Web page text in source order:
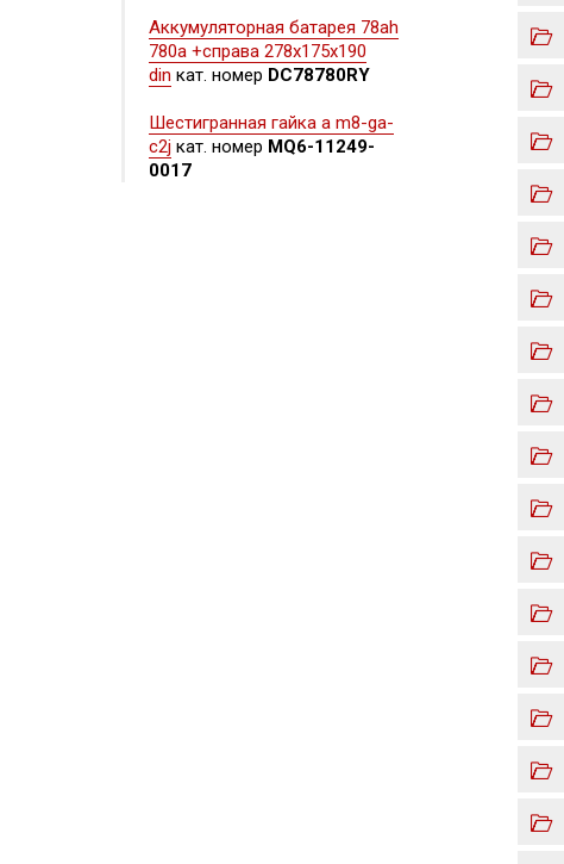
Аккумуляторная батарея 78ah
780a +справа 278x175x190
din кат. номер DC78780RY
Шестигранная гайка а m8-ga-
c2j кат. номер MQ6-11249-
0017